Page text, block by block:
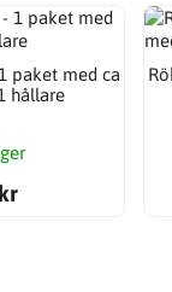
paket med ca
hållare